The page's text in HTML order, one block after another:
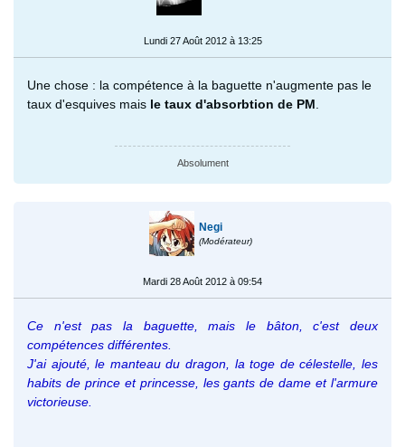
Lundi 27 Août 2012 à 13:25
Une chose : la compétence à la baguette n'augmente pas le
taux d'esquives mais le taux d'absorbtion de PM
Absolument
Negi
(Modérateur)
Mardi 28 Août 2012 à 09:54
Ce n'est pas la baguette, mais le bâton, c'est deux
compétences différentes.
J'ai ajouté, le manteau du dragon, la toge de célestelle, les
habits de prince et princesse, les gants de dame et l'armure
victorieuse.